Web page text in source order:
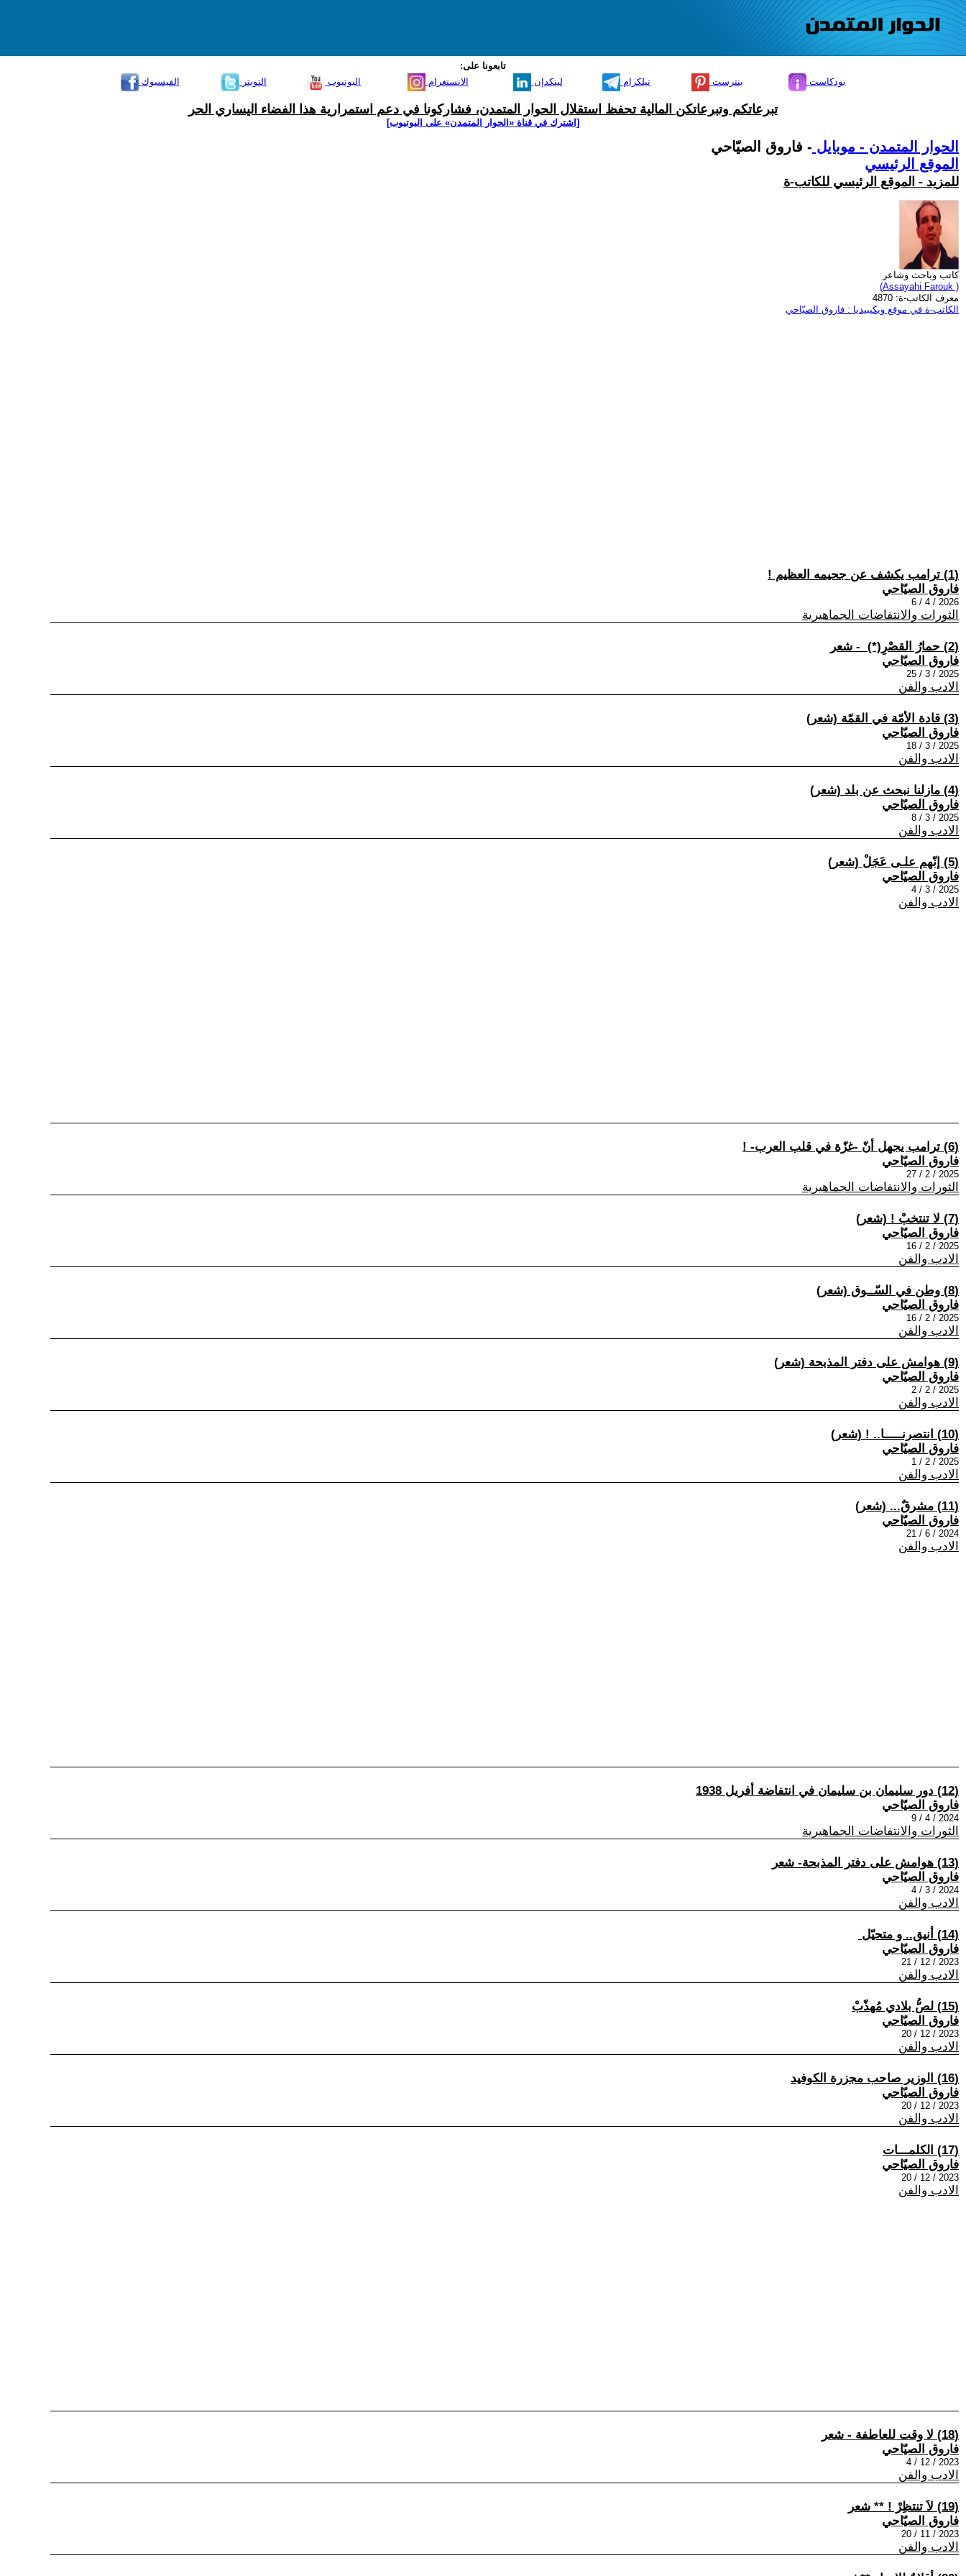
تابعونا على:
الفيسبوك
التويتر اليوتيوب الانستغرام لينكدإن تيلكرام بنترست بودكاست
تبرعاتكم وتبرعاتكن المالية تحفظ استقلال الحوار المتمدن، فشاركونا في دعم استمرارية هذا الفضاء اليساري الحر
[اشترك في قناة ‫«الحوار المتمدن» على اليوتيوب]
الحوار المتمدن - موبايل - فاروق الصيّاحي
الموقع الرئيسي
للمزيد - الموقع الرئيسي للكاتب-ة
كاتب وباحث وشاعر
(Assayahi Farouk )
معرف الكاتب-ة: 4870
الكاتب-ة في موقع ويكيبيديا : فاروق الصيّاحي
(1) ترامب يكشف عن جحيمه العظيم !
فاروق الصيّاحي
2026 / 4 / 6
الثورات والانتفاضات الجماهيرية
(2) حمارُ القصْرِ(*) ‏ - شعر
فاروق الصيّاحي
2025 / 3 / 25
الادب والفن
(3) قادة الأمّة في القمّة (شعر)
فاروق الصيّاحي
2025 / 3 / 18
الادب والفن
(4) مازلنا نبحث عن بلد (شعر)
فاروق الصيّاحي
2025 / 3 / 8
الادب والفن
(5) إنّهم علـى عَجَلْ (شعر)
فاروق الصيّاحي
2025 / 3 / 4
الادب والفن
(6) ترامب يجهل أنّ -غزّة في قلب العرب- !
فاروق الصيّاحي
2025 / 2 / 27
الثورات والانتفاضات الجماهيرية
(7) لا تنتخبْ ‏‎!‎ (شعر)
فاروق الصيّاحي
2025 / 2 / 16
الادب والفن
(8) وطن في السّــوق (شعر)
فاروق الصيّاحي
2025 / 2 / 16
الادب والفن
(9) هوامش على دفتر المذبحة (شعر)
فاروق الصيّاحي
2025 / 2 / 2
الادب والفن
(10) انتصرنـــــا.. ‏‎!‎ (شعر)
فاروق الصيّاحي
2025 / 2 / 1
الادب والفن
(11) مشرقٌ... (شعر)
فاروق الصيّاحي
2024 / 6 / 21
الادب والفن
(12) دور سليمان بن سليمان في انتفاضة أفريل 1938
فاروق الصيّاحي
2024 / 4 / 9
الثورات والانتفاضات الجماهيرية
(13) هوامش على دفتر المذبحة- شعر
فاروق الصيّاحي
2024 / 3 / 4
الادب والفن
(14) أنيق.. و متحيّل ‏
فاروق الصيّاحي
2023 / 12 / 21
الادب والفن
(15) لصُّ بلادي مُهذّبْ
فاروق الصيّاحي
2023 / 12 / 20
الادب والفن
(16) الوزير صاحب مجزرة الكوفيد
فاروق الصيّاحي
2023 / 12 / 20
الادب والفن
(17) الكلمـــات
فاروق الصيّاحي
2023 / 12 / 20
الادب والفن
(18) لا وقت للعاطفة - شعر
فاروق الصيّاحي
2023 / 12 / 4
الادب والفن
(19) لاَ تنتظِرْ ! ** شعر
فاروق الصيّاحي
2023 / 11 / 20
الادب والفن